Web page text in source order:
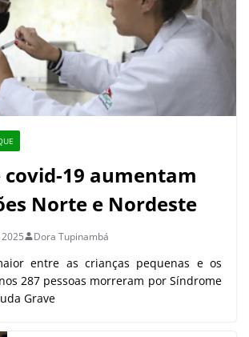
covid-19 aumentam
Norte e Nordeste
Dora Tupinambá
entre as crianças pequenas e os
287 pessoas morreram por Síndrome
Grave